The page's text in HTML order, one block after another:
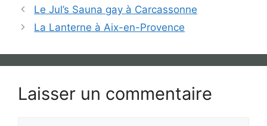
Le Jul’s Sauna gay à Carcassonne
La Lanterne à Aix-en-Provence
Laisser un commentaire